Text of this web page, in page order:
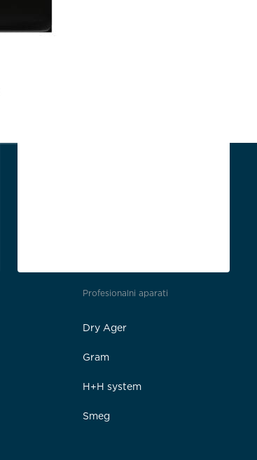
Profesionalni aparati
Dry Ager
Gram
H+H system
Smeg